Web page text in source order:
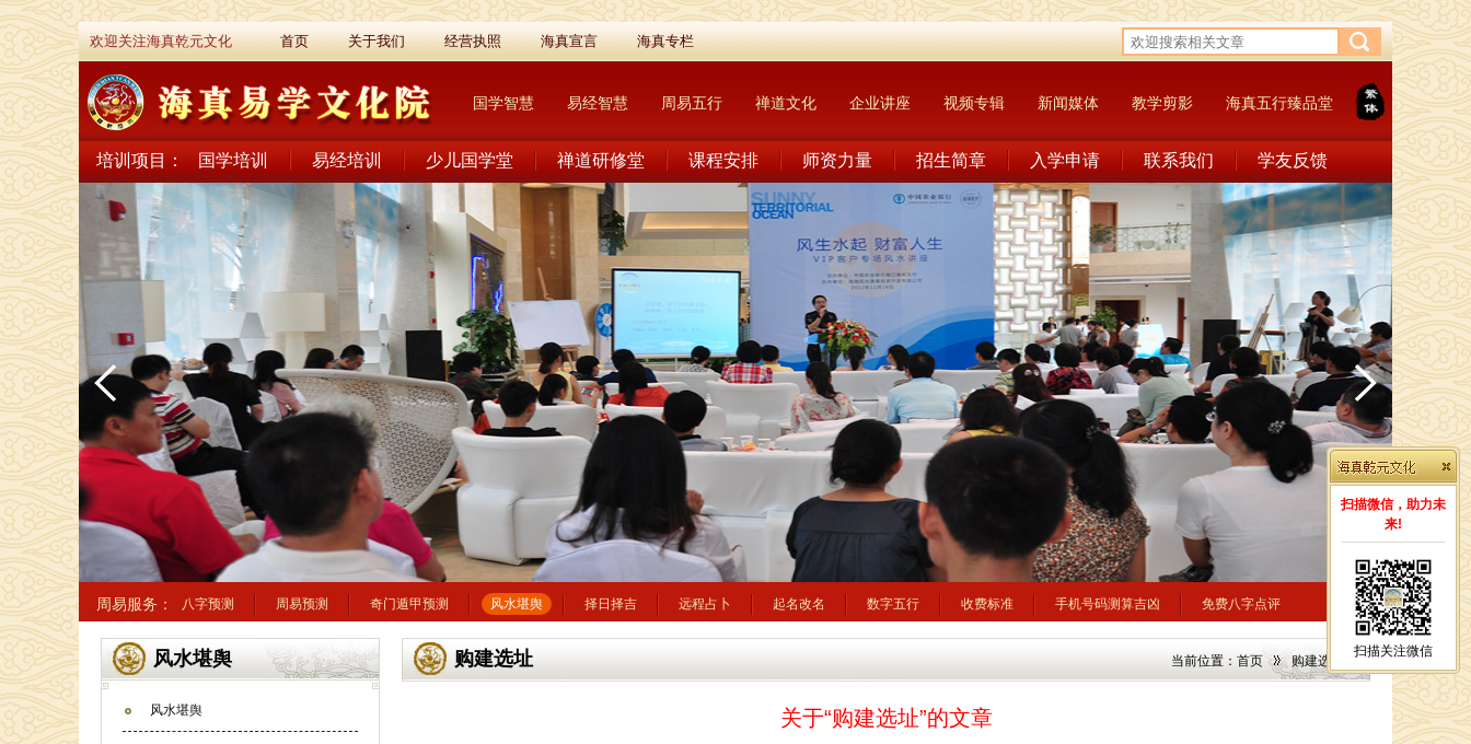
欢迎关注海真乾元文化 首页 关于我们 经营执照 海真宣言 海真专栏
国学智慧 易经智慧 周易五行 禅道文化 企业讲座 视频专辑 新闻媒体 教学剪影 海真五行臻品堂
培训项目： 国学培训 易经培训 少儿国学堂 禅道研修堂 课程安排 师资力量 招生简章 入学申请 联系我们 学友反馈
周易服务： 八字预测 周易预测 奇门遁甲预测 风水堪舆 择日择吉 远程占卜 起名改名 数字五行 收费标准 手机号码测算吉凶 免费八字点评
风水堪舆
风水堪舆
购建选址 当前位置： 首页 购建选址
关于“购建选址”的文章
扫描微信，助力未
来!
扫描关注微信